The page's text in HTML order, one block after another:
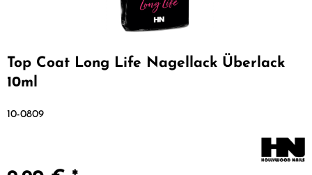
Top Coat Long Life Nagellack Überlack
10ml
10-0809